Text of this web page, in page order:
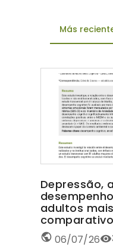
Más
Depressão,
adultos
06/07/26